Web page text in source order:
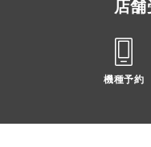
店
機種予約